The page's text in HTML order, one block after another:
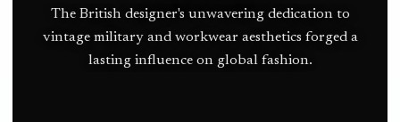
Nord
The British designer's unwavering dedication to
vintage military and workwear aesthetics forged a
lasting influence on global fashion.